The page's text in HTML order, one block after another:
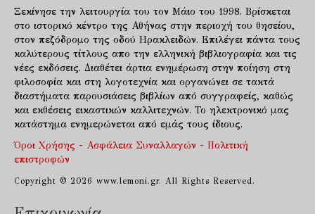
Ξεκίνησε την λειτουργία του τον Μάιο του 1998. Βρίσκεται
στο ιστορικό κέντρο της Αθήνας στην περιοχή του θησείου,
στον πεζόδρομο της οδού Ηρακλειδών. Επιλέγει πάντα τους
καλύτερους τίτλους απο την ελληνική βιβλιογραφία και τις
νέες εκδόσεις. Διαθέτει άρτια ενημέρωση στην ποίηση στη
φιλοσοφία και στη λογοτεχνία και οργανώνει σε τακτά
διαστήματα παρουσιάσεις βιβλίων από συγγραφείς, καθώς
και εκθέσεις εικαστικών καλλιτεχνών. Το ηλεκτρονικό μας
κατάστημα ενημερώνεται από εμάς τους ίδιους.
Όροι Χρήσης - Ασφάλεια Συναλλαγών - Πολιτική
επιστροφών
Copyright © 2026 www.lemoni.gr. All Rights Reserved.